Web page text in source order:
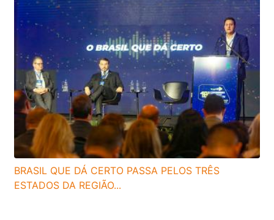
BRASIL QUE DÁ CERTO PASSA PELOS TRÊS
ESTADOS DA REGIÃO...